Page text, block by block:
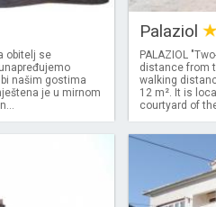
obitelj se
našim gostima
je u mirnom
Palaziol
PALAZIOL
distance from
walking
12 m². It is
courtyard of